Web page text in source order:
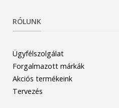
RÓLUNK
Ügyfélszolgálat
Forgalmazott márkák
Akciós termékeink
Tervezés